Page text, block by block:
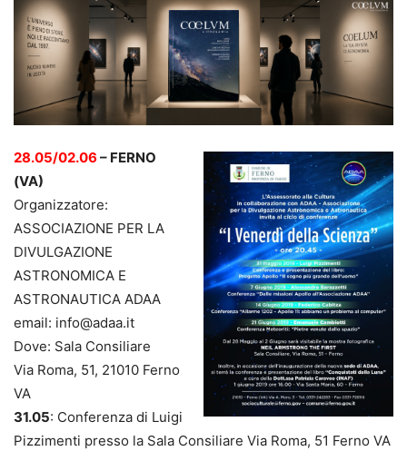
28.05/02.06 – FERNO
(VA)
Organizzatore:
ASSOCIAZIONE PER LA
DIVULGAZIONE
ASTRONOMICA E
ASTRONAUTICA ADAA
email: info@adaa.it
Dove: Sala Consiliare
Via Roma, 51, 21010 Ferno
VA
31.05: Conferenza di Luigi
Pizzimenti presso la Sala Consiliare Via Roma, 51 Ferno VA